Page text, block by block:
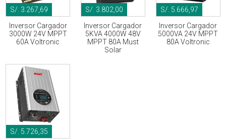
S/. 3.267,69
Inversor Cargador
3000W 24V MPPT
60A Voltronic
S/. 3.802,00
Inversor Cargador
5KVA 4000W 48V
MPPT 80A Must
Solar
S/. 5.666,97
Inversor Cargador
5000VA 24V MPPT
80A Voltronic
S/. 5.726,35